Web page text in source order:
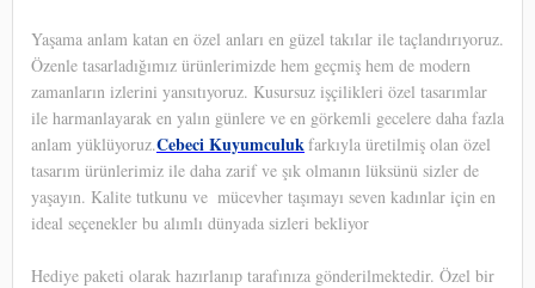
Yaşama anlam katan en özel anları en güzel takılar ile taçlandırıyoruz.
Özenle tasarladığımız ürünlerimizde hem geçmiş hem de modern
zamanların izlerini yansıtıyoruz. Kusursuz işçilikleri özel tasarımlar
ile harmanlayarak en yalın günlere ve en görkemli gecelere daha fazla
anlam yüklüyoruz.Cebeci Kuyumculukfarkıyla üretilmiş olan özel
tasarım ürünlerimiz ile daha zarif ve şık olmanın lüksünü sizler de
yaşayın. Kalite tutkunu ve mücevher taşımayı seven kadınlar için en
ideal seçenekler bu alımlı dünyada sizleri bekliyor
Hediye paketi olarak hazırlanıp tarafınıza gönderilmektedir. Özel bir